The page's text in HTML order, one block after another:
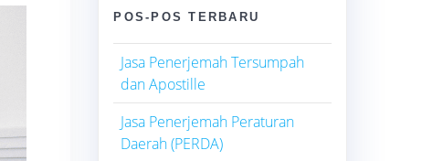
POS-POS TERBARU
Jasa Penerjemah Tersumpah
dan Apostille
Jasa Penerjemah Peraturan
Daerah (PERDA)